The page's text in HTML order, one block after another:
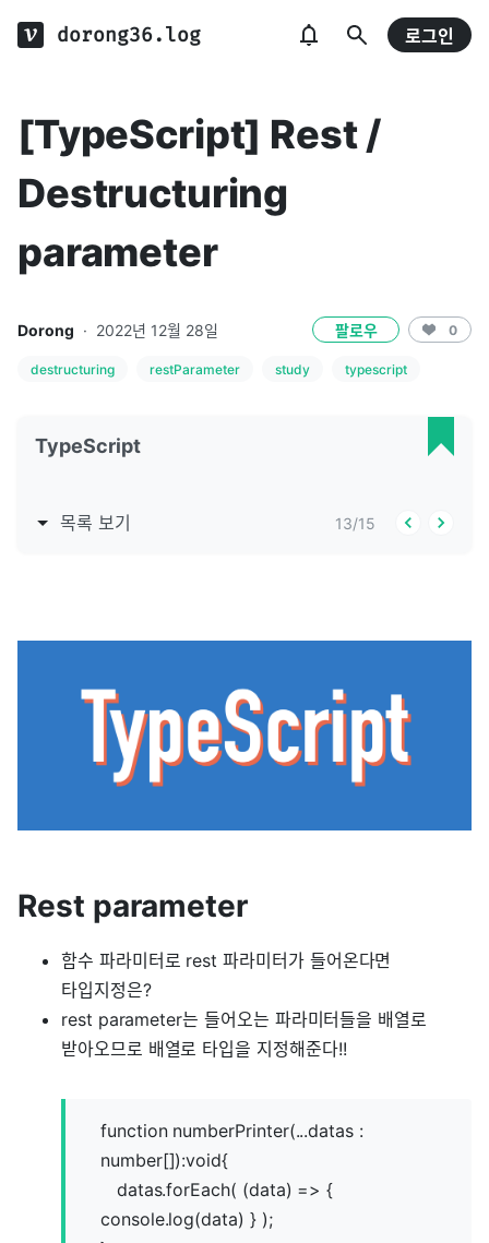
dorong36.log 로그인
[TypeScript] Rest /
Destructuring
parameter
Dorong · 2022년 12월 28일 팔로우 0
destructuring restParameter study typescript
TypeScript
목록 보기 13/15
Rest parameter
함수 파라미터로 rest 파라미터가 들어온다면
타입지정은?
rest parameter는 들어오는 파라미터들을 배열로
받아오므로 배열로 타입을 지정해준다!!
function numberPrinter(...datas :
number[]):void{
datas.forEach( (data) => {
console.log(data) } );